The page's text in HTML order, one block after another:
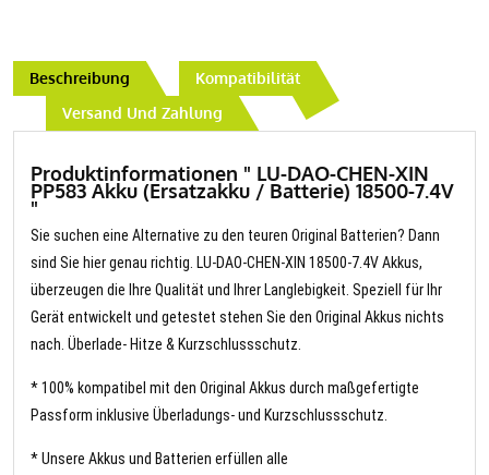
Beschreibung
Kompatibilität
Versand Und Zahlung
Produktinformationen " LU-DAO-CHEN-XIN
PP583 Akku (Ersatzakku / Batterie) 18500-7.4V
"
Sie suchen eine Alternative zu den teuren Original Batterien? Dann
sind Sie hier genau richtig. LU-DAO-CHEN-XIN 18500-7.4V Akkus,
überzeugen die Ihre Qualität und Ihrer Langlebigkeit. Speziell für Ihr
Gerät entwickelt und getestet stehen Sie den Original Akkus nichts
nach. Überlade- Hitze & Kurzschlussschutz.
* 100% kompatibel mit den Original Akkus durch maßgefertigte
Passform inklusive Überladungs- und Kurzschlussschutz.
* Unsere Akkus und Batterien erfüllen alle